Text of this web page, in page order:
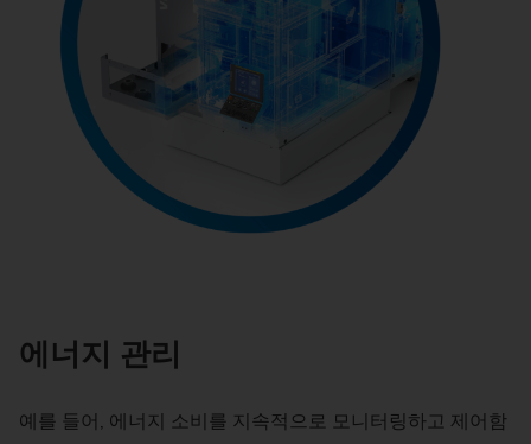
에너지 관리
예를 들어, 에너지 소비를 지속적으로 모니터링하고 제어함